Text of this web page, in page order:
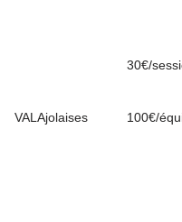
30€/
VALAjolaises 100€/